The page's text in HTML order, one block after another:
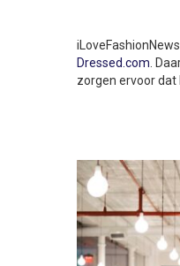
Dressed.com .
zorgen ervoor dat